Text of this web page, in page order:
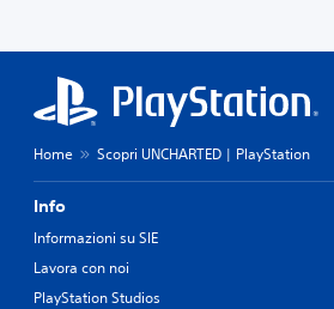
Home Scopri UNCHARTED | PlayStation
Info
Informazioni su SIE
Lavora con noi
PlayStation Studios